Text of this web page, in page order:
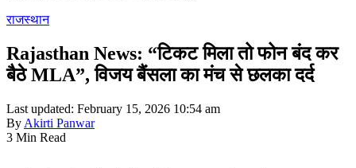
राजस्थान
Rajasthan News: “टिकट मिला तो फोन बंद कर
बैठे MLA”, विजय बैंसला का मंच से छलका दर्द
Last updated: February 15, 2026 10:54 am
By Akirti Panwar
3 Min Read